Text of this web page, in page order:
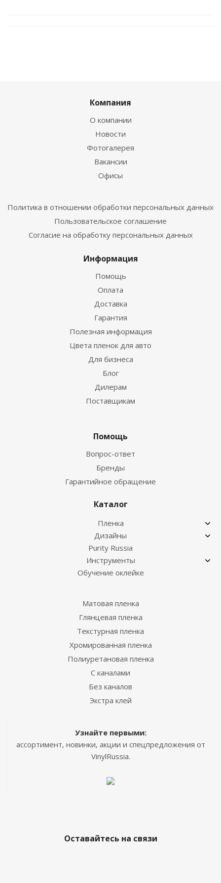
Компания
О компании
Новости
Фотогалерея
Вакансии
Офисы
Политика в отношении обработки персональных данных
Пользовательское соглашение
Согласие на обработку персональных данных
Информация
Помощь
Оплата
Доставка
Гарантия
Полезная информация
Цвета пленок для авто
Для бизнеса
Блог
Дилерам
Поставщикам
Помощь
Вопрос-ответ
Бренды
Гарантийное обращение
Каталог
Пленка
Дизайны
Purity Russia
Инструменты
Обучение оклейке
Матовая пленка
Глянцевая пленка
Текстурная пленка
Хромированная пленка
Полиуретановая пленка
С каналами
Без каналов
Экстра клей
Узнайте первыми:
ассортимент, новинки, акции и спецпредложения от
VinylRussia.
Оставайтесь на связи